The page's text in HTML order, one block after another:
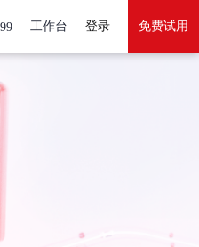
工作台 登录 免费试用